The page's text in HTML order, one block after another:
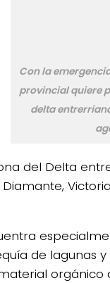
Con la
provincial quiere
delta
del Delta
de lagunas
orgánico